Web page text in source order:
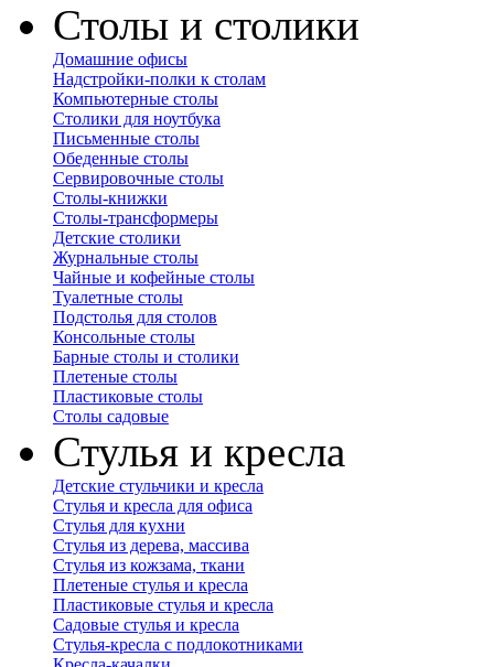
Столы и столики
Домашние офисы
Надстройки-полки к столам
Компьютерные столы
Столики для ноутбука
Письменные столы
Обеденные столы
Сервировочные столы
Столы-книжки
Столы-трансформеры
Детские столики
Журнальные столы
Чайные и кофейные столы
Туалетные столы
Подстолья для столов
Консольные столы
Барные столы и столики
Плетеные столы
Пластиковые столы
Столы садовые
Стулья и кресла
Детские стульчики и кресла
Стулья и кресла для офиса
Стулья для кухни
Стулья из дерева, массива
Стулья из кожзама, ткани
Плетеные стулья и кресла
Пластиковые стулья и кресла
Садовые стулья и кресла
Стулья-кресла с подлокотниками